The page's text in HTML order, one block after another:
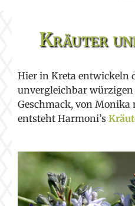
Kräuter
Hier in Kreta entwickeln
unvergleichbar
Geschmack, von Monika
entsteht Harmoni’s